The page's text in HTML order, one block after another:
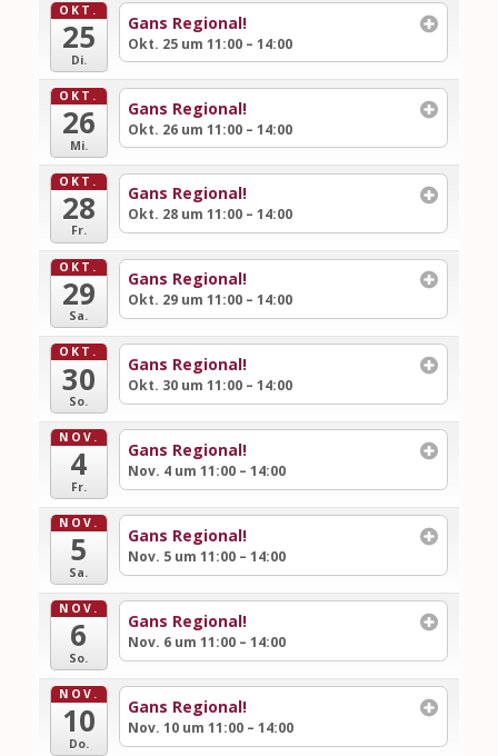
OKT.
25
Di.
Gans Regional!
Okt. 25 um 11:00 – 14:00
OKT.
26
Mi.
Gans Regional!
Okt. 26 um 11:00 – 14:00
OKT.
28
Fr.
Gans Regional!
Okt. 28 um 11:00 – 14:00
OKT.
29
Sa.
Gans Regional!
Okt. 29 um 11:00 – 14:00
OKT.
30
So.
Gans Regional!
Okt. 30 um 11:00 – 14:00
NOV.
4
Fr.
Gans Regional!
Nov. 4 um 11:00 – 14:00
NOV.
5
Sa.
Gans Regional!
Nov. 5 um 11:00 – 14:00
NOV.
6
So.
Gans Regional!
Nov. 6 um 11:00 – 14:00
NOV.
10
Do.
Gans Regional!
Nov. 10 um 11:00 – 14:00